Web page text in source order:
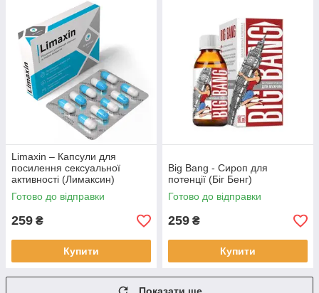
Limaxin – Капсули для
посилення сексуальної
активності (Лимаксин)
Готово до відправки
259 ₴
Купити
Big Bang - Сироп для
потенції (Біг Бенг)
Готово до відправки
259 ₴
Купити